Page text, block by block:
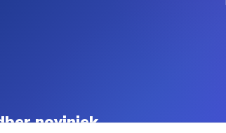
noviniek